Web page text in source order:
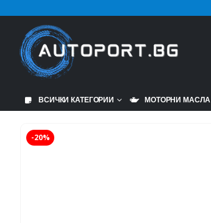
ВСИЧКИ КАТЕГОРИИ МОТОРНИ МАСЛА
-20%